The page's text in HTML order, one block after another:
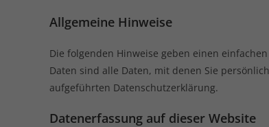
Allgemeine Hinweise
Die folgenden Hinweise geben einen
Daten sind alle Daten, mit denen Sie
aufgeführten Datenschutzerklärung.
Datenerfassung auf dieser Website